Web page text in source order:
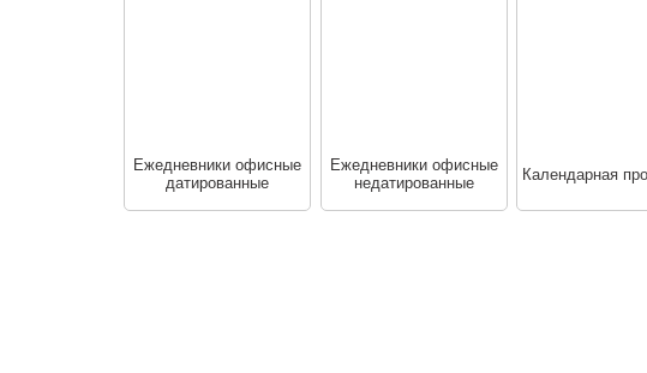
Ежедневники офисные
датированные
Ежедневники офисные
недатированные
Календарная